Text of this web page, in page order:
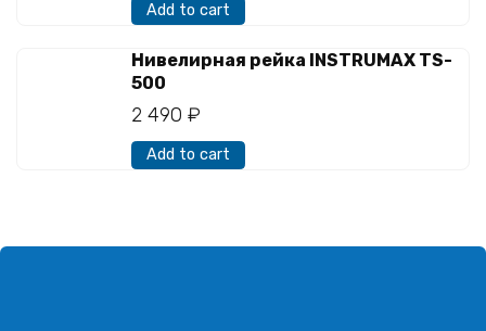
Add to cart
Нивелирная рейка INSTRUMAX TS-
500
2 490 ₽
Add to cart